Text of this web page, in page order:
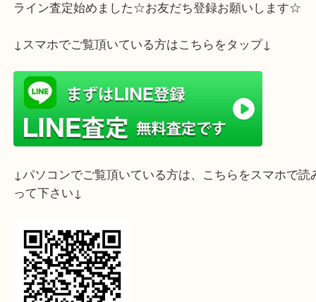
先月辺りから普段の2倍近くのお客様が貴金属の売
是非是非、ブログをご覧の皆さまもご処分に迷っ
属がございましたら、大吉デュオ神戸店へ足をお
いませ♪
貴金属はリング・指輪（立て爪・印台・平打ち・か
リコ・喜平) 帯留め タイピン ブローチ ピアス イヤ
歯 工業地金 インゴット コインペンダント 茶釜 お
いろんなものに使用されています。上記以外のも
取可能な物が沢山ございます！ご不明なものはお